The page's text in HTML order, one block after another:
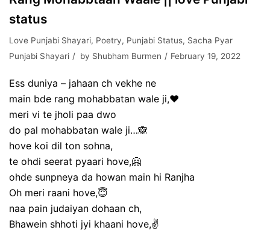
status
Love Punjabi Shayari, Poetry, Punjabi Status, Sacha Pyar
Punjabi Shayari
by Shubham Burmen February 19, 2022
Ess duniya – jahaan ch vekhe ne
main bde rang mohabbatan wale ji,❤
meri vi te jholi paa dwo
do pal mohabbatan wale ji…🙈
hove koi dil ton sohna,
te ohdi seerat pyaari hove,🤗
ohde sunpneya da howan main hi Ranjha
Oh meri raani hove,😇
naa pain judaiyan dohaan ch,
Bhawein shhoti jyi khaani hove,✌